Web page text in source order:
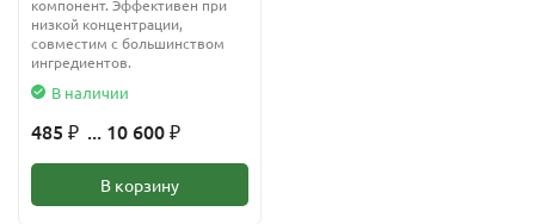
компонент. Эффективен при
низкой концентрации,
совместим с большинством
ингредиентов.
В наличии
485 ₽ ... 10 600 ₽
В корзину